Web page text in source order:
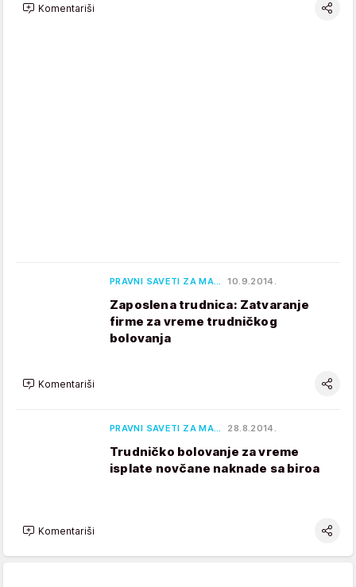
Komentariši
PRAVNI SAVETI ZA MA… 10.9.2014.
Zaposlena trudnica: Zatvaranje
firme za vreme trudničkog
bolovanja
Komentariši
PRAVNI SAVETI ZA MA… 28.8.2014.
Trudničko bolovanje za vreme
isplate novčane naknade sa biroa
Komentariši